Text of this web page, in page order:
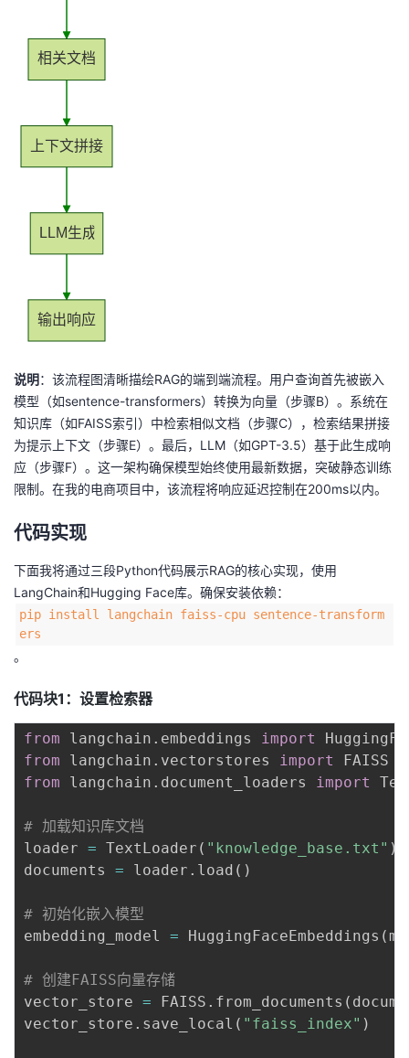
相关文档
上下文拼接
LLM生成
输出响应
说明 ：该流程图清晰描绘RAG的端到端流程。用户查询首先被嵌入
模型（如sentence-transformers）转换为向量（步骤B）。系统在
知识库（如FAISS索引）中检索相似文档（步骤C），检索结果拼接
为提示上下文（步骤E）。最后，LLM（如GPT-3.5）基于此生成响
应（步骤F）。这一架构确保模型始终使用最新数据，突破静态训练
限制。在我的电商项目中，该流程将响应延迟控制在200ms以内。
代码实现
下面我将通过三段Python代码展示RAG的核心实现，使用
LangChain和Hugging Face库。确保安装依赖：
pip install langchain faiss-cpu sentence-transform
ers
。
代码块1：设置检索器
from langchain . embeddings import
from langchain . vectorstores import
from langchain . document_loaders import
# 加载知识库文档
loader = TextLoader ( "knowledge_base.txt" )
documents = loader . load ( )
# 初始化嵌入模型
embedding_model = HuggingFaceEmbeddings (
# 创建FAISS向量存储
vector_store = FAISS . from_documents (
vector_store . save_local ( "faiss_index" )